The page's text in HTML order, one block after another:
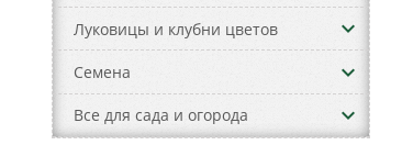
Луковицы и клубни цветов keyboard_arrow_down
Семена keyboard_arrow_down
Все для сада и огорода keyboard_arrow_down